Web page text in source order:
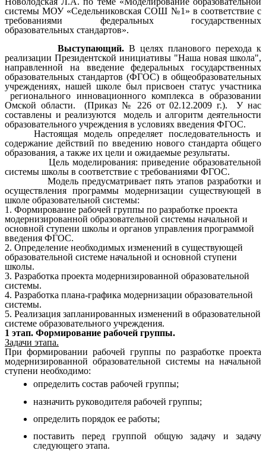
системы МОУ «Седельниковская СОШ №1» в соответствие с
требованиями федеральных государственных
образовательных стандартов».
Выступающий. В целях планового перехода к
реализации Президентской инициативы "Наша новая школа",
направленной на введение федеральных государственных
образовательных стандартов (ФГОС) в общеобразовательных
учреждениях, нашей школе был присвоен статус участника
регионального инновационного комплекса в образовании
Омской области. (Приказ № 226 от 02.12.2009 г.). У нас
составлены и реализуются модель и алгоритм деятельности
образовательного учреждения в условиях введения ФГОС.
Настоящая модель определяет последовательность и
содержание действий по введению нового стандарта общего
образования, а также их цели и ожидаемые результаты.
Цель моделирования: приведение образовательной
системы школы в соответствие с требованиями ФГОС.
Модель предусматривает пять этапов разработки и
осуществления программы модернизации существующей в
школе образовательной системы:
1. Формирование рабочей группы по разработке проекта
модернизированной образовательной системы начальной и
основной ступени школы и органов управления программой
введения ФГОС.
2. Определение необходимых изменений в существующей
образовательной системе начальной и основной ступени
школы.
3. Разработка проекта модернизированной образовательной
системы.
4. Разработка плана-графика модернизации образовательной
системы.
5. Реализация запланированных изменений в образовательной
системе образовательного учреждения.
1 этап. Формирование рабочей группы.
Задачи этапа.
При формировании рабочей группы по разработке проекта
модернизированной образовательной системы на начальной
ступени необходимо:
определить состав рабочей группы;
назначить руководителя рабочей группы;
определить порядок ее работы;
поставить перед группой общую задачу и задачу
следующего этапа.